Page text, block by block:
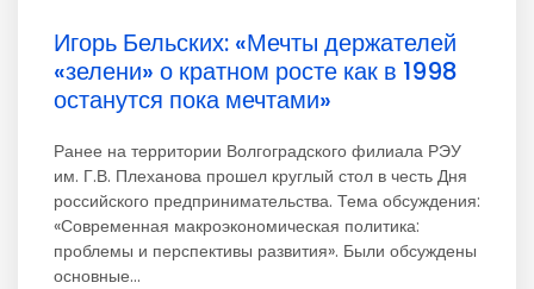
Игорь Бельских: «Мечты держателей
«зелени» о кратном росте как в 1998
останутся пока мечтами»
Ранее на территории Волгоградского филиала РЭУ
им. Г.В. Плеханова прошел круглый стол в честь Дня
российского предпринимательства. Тема обсуждения:
«Современная макроэкономическая политика:
проблемы и перспективы развития». Были обсуждены
основные...